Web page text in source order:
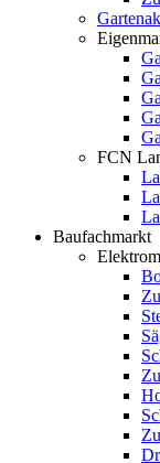
FCN
Baufachmarkt